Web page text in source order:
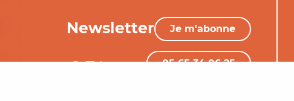
Newsletter Je m'abonne
05 65 34 06 25